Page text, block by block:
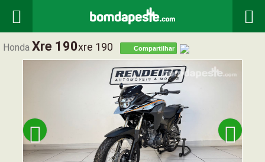
 
Honda Xre 190Xre 190 Compartilhar
 